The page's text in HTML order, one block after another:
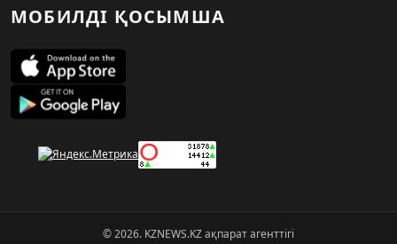
МОБИЛДІ ҚОСЫМША
© 2026. KZNEWS.KZ ақпарат агенттігі